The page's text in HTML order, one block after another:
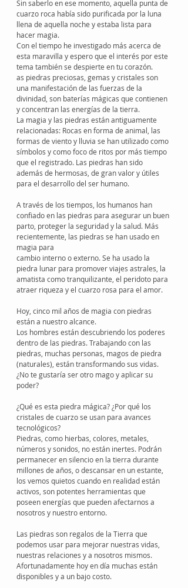
Sin saberlo en ese momento, aquella punta de
cuarzo roca había sido purificada por la luna
llena de aquella noche y estaba lista para
hacer magia.
Con el tiempo he investigado más acerca de
esta maravilla y espero que el interés por este
tema también se despierte en tu corazón.
as piedras preciosas, gemas y cristales son
una manifestación de las fuerzas de la
divinidad, son baterías mágicas que contienen
y concentran las energías de la tierra.
La magia y las piedras están antiguamente
relacionadas: Rocas en forma de animal, las
formas de viento y lluvia se han utilizado como
símbolos y como foco de ritos por más tiempo
que el registrado. Las piedras han sido
además de hermosas, de gran valor y útiles
para el desarrollo del ser humano.
A través de los tiempos, los humanos han
confiado en las piedras para asegurar un buen
parto, proteger la seguridad y la salud. Más
recientemente, las piedras se han usado en
magia para
cambio interno o externo. Se ha usado la
piedra lunar para promover viajes astrales, la
amatista como tranquilizante, el peridoto para
atraer riqueza y el cuarzo rosa para el amor.
Hoy, cinco mil años de magia con piedras
están a nuestro alcance.
Los hombres están descubriendo los poderes
dentro de las piedras. Trabajando con las
piedras, muchas personas, magos de piedra
(naturales), están transformando sus vidas.
¿No te gustaría ser otro mago y aplicar su
poder?
¿Qué es esta piedra mágica? ¿Por qué los
cristales de cuarzo se usan para avances
tecnológicos?
Piedras, como hierbas, colores, metales,
números y sonidos, no están inertes. Podrán
permanecer en silencio en la tierra durante
millones de años, o descansar en un estante,
los vemos quietos cuando en realidad están
activos, son potentes herramientas que
poseen energías que pueden afectarnos a
nosotros y nuestro entorno.
Las piedras son regalos de la Tierra que
podemos usar para mejorar nuestras vidas,
nuestras relaciones y a nosotros mismos.
Afortunadamente hoy en día muchas están
disponibles y a un bajo costo.